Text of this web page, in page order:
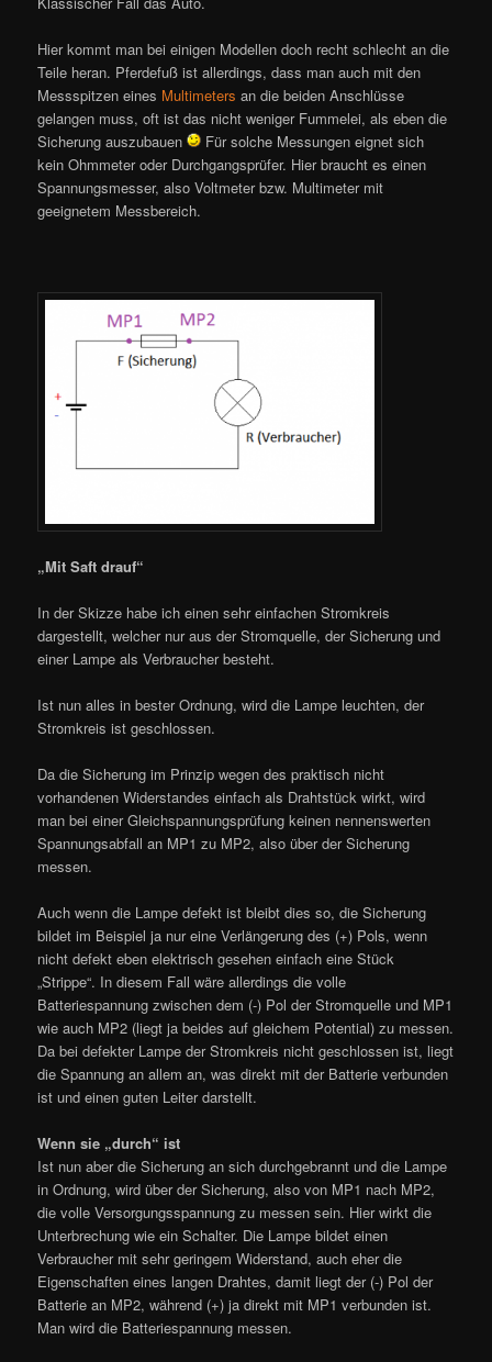
Hier kommt man bei einigen Modellen doch recht schlecht an die
Teile heran. Pferdefuß ist allerdings, dass man auch mit den
Messspitzen eines Multimeters an die beiden Anschlüsse
gelangen muss, oft ist das nicht weniger Fummelei, als eben die
Sicherung auszubauen
Für solche Messungen eignet sich
kein Ohmmeter oder Durchgangsprüfer. Hier braucht es einen
Spannungsmesser, also Voltmeter bzw. Multimeter mit
geeignetem Messbereich.
„Mit Saft drauf“
In der Skizze habe ich einen sehr einfachen Stromkreis
dargestellt, welcher nur aus der Stromquelle, der Sicherung und
einer Lampe als Verbraucher besteht.
Ist nun alles in bester Ordnung, wird die Lampe leuchten, der
Stromkreis ist geschlossen.
Da die Sicherung im Prinzip wegen des praktisch nicht
vorhandenen Widerstandes einfach als Drahtstück wirkt, wird
man bei einer Gleichspannungsprüfung keinen nennenswerten
Spannungsabfall an MP1 zu MP2, also über der Sicherung
messen.
Auch wenn die Lampe defekt ist bleibt dies so, die Sicherung
bildet im Beispiel ja nur eine Verlängerung des (+) Pols, wenn
nicht defekt eben elektrisch gesehen einfach eine Stück
„Strippe“. In diesem Fall wäre allerdings die volle
Batteriespannung zwischen dem (-) Pol der Stromquelle und MP1
wie auch MP2 (liegt ja beides auf gleichem Potential) zu messen.
Da bei defekter Lampe der Stromkreis nicht geschlossen ist, liegt
die Spannung an allem an, was direkt mit der Batterie verbunden
ist und einen guten Leiter darstellt.
Wenn sie „durch“ ist
Ist nun aber die Sicherung an sich durchgebrannt und die Lampe
in Ordnung, wird über der Sicherung, also von MP1 nach MP2,
die volle Versorgungsspannung zu messen sein. Hier wirkt die
Unterbrechung wie ein Schalter. Die Lampe bildet einen
Verbraucher mit sehr geringem Widerstand, auch eher die
Eigenschaften eines langen Drahtes, damit liegt der (-) Pol der
Batterie an MP2, während (+) ja direkt mit MP1 verbunden ist.
Man wird die Batteriespannung messen.